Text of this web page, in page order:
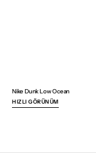
Nike Dunk Low Ocean
HIZLI GÖRÜNÜM